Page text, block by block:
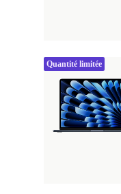
Quantité limitée